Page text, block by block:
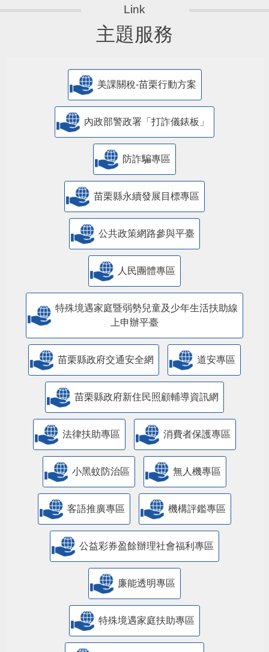
主題服務
美課關稅-苗栗行動方案
內政部警政署「打詐儀錶板」
防詐騙專區
苗栗縣永續發展目標專區
公共政策網路參與平臺
人民團體專區
特殊境遇家庭暨弱勢兒童及少年生活扶助線
上申辦平臺
苗栗縣政府交通安全網 道安專區
苗栗縣政府新住民照顧輔導資訊網
法律扶助專區 消費者保護專區
小黑蚊防治區 無人機專區
客語推廣專區 機構評鑑專區
公益彩券盈餘辦理社會福利專區
廉能透明專區
特殊境遇家庭扶助專區